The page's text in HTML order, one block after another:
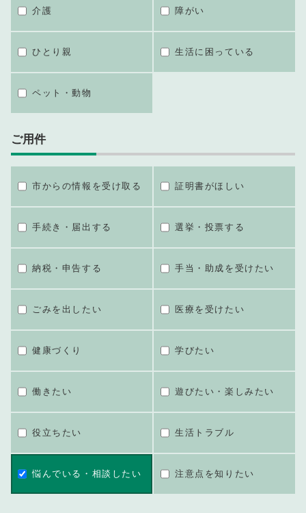
介護 障がい
ひとり親 生活に困っている
ペット・動物
ご用件
市からの情報を受け取る 証明書がほしい
手続き・届出する 選挙・投票する
納税・申告する 手当・助成を受けたい
ごみを出したい 医療を受けたい
健康づくり 学びたい
働きたい 遊びたい・楽しみたい
役立ちたい 生活トラブル
悩んでいる・相談したい 注意点を知りたい